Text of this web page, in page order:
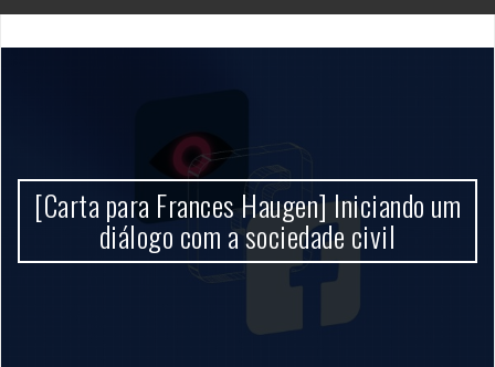
[Carta para Frances Haugen] Iniciando um
diálogo com a sociedade civil